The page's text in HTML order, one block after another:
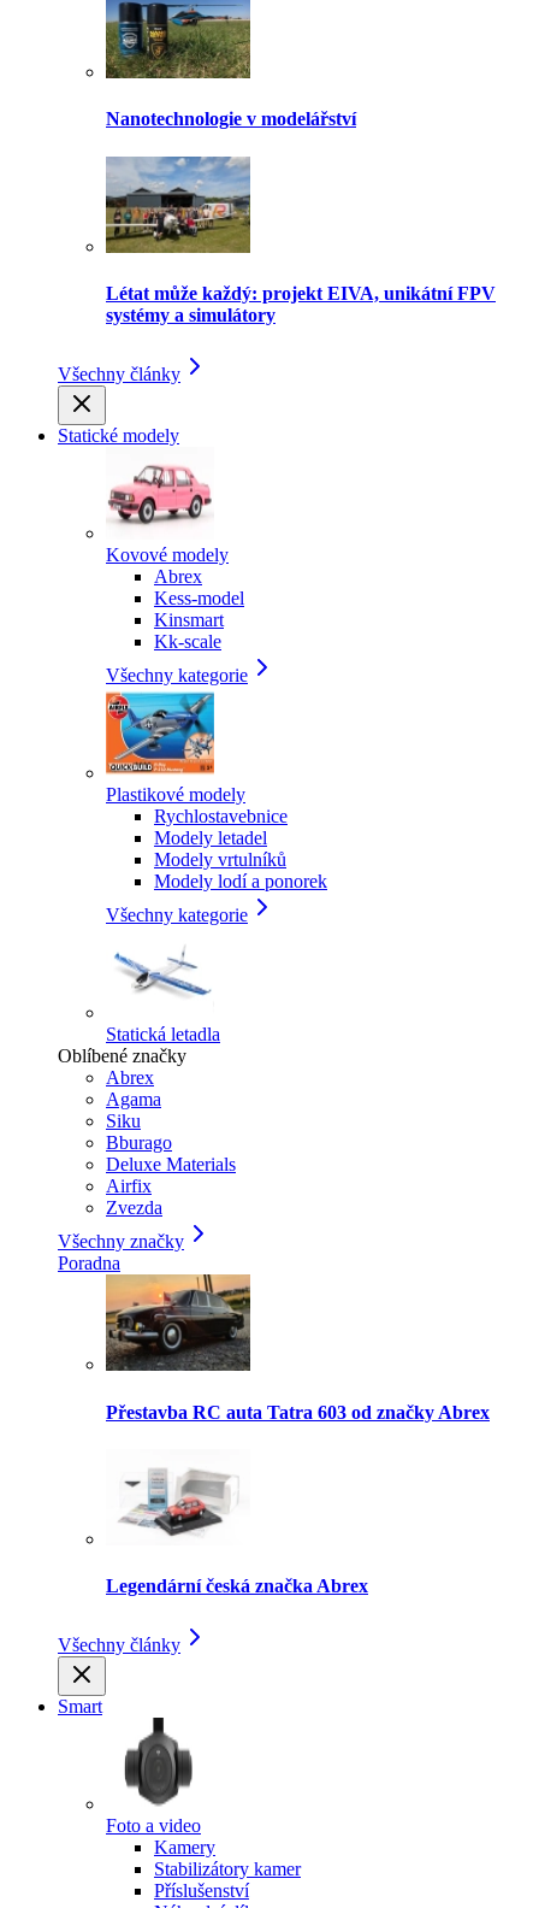
Nanotechnologie v modelářství
Létat může každý: projekt EIVA, unikátní FPV
systémy a simulátory
Všechny články
Statické modely
Kovové modely
Abrex
Kess-model
Kinsmart
Kk-scale
Všechny kategorie
Plastikové modely
Rychlostavebnice
Modely letadel
Modely vrtulníků
Modely lodí a ponorek
Všechny kategorie
Statická letadla
Oblíbené značky
Abrex
Agama
Siku
Bburago
Deluxe Materials
Airfix
Zvezda
Všechny značky
Poradna
Přestavba RC auta Tatra 603 od značky Abrex
Legendární česká značka Abrex
Všechny články
Smart
Foto a video
Kamery
Stabilizátory kamer
Příslušenství